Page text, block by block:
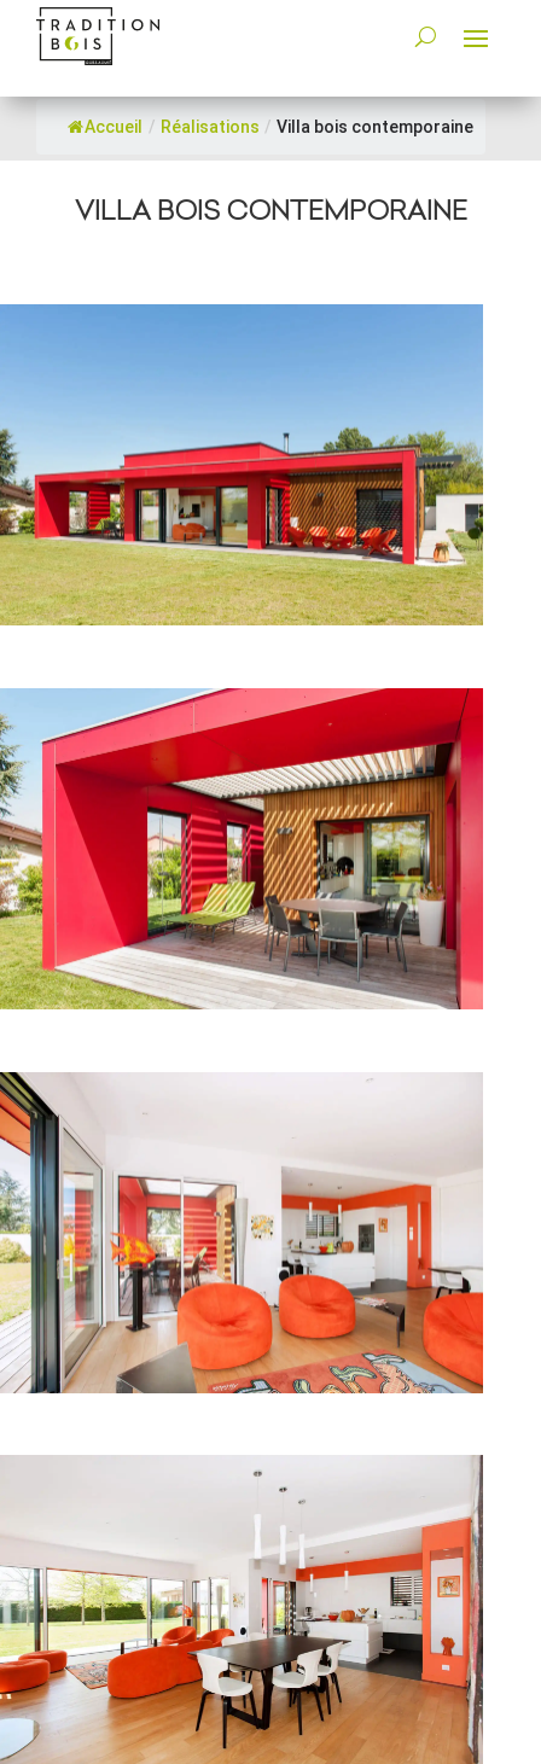
Accueil / Réalisations / Villa bois contemporaine
VILLA BOIS CONTEMPORAINE